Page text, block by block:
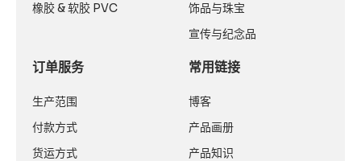
橡胶 & 软胶 PVC
订单服务
生产范围
付款方式
货运方式
饰品与珠宝
宣传与纪念品
常用链接
博客
产品画册
产品知识